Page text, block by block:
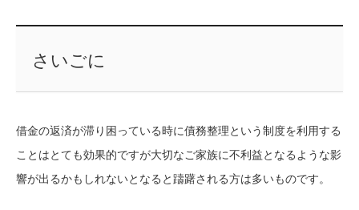
さいごに
借金の返済が滞り困っている時に債務整理という制度を利用する
ことはとても効果的ですが大切なご家族に不利益となるような影
響が出るかもしれないとなると躊躇される方は多いものです。